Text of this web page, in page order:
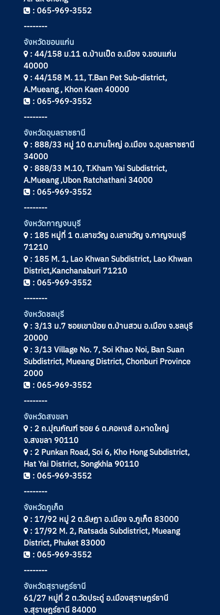
: 065-969-3552
--------
จังหวัดขอนแก่น
: 44/158 ม.11 ต.บ้านเป็ด อ.เมือง จ.ขอนแก่น
40000
: 44/158 M. 11, T.Ban Pet Sub-district,
A.Mueang , Khon Kaen 40000
: 065-969-3552
--------
จังหวัดอุบลราชธานี
: 888/33 หมู่ 10 ต.ขามใหญ่ อ.เมือง จ.อุบลราชธานี
34000
: 888/33 M.10, T.Kham Yai Subdistrict,
A.Mueang ,Ubon Ratchathani 34000
: 065-969-3552
--------
จังหวัดกาญจนบุรี
: 185 หมู่ที่ 1 ต.เลาขวัญ อ.เลาขวัญ จ.กาญจนบุรี
71210
: 185 M. 1, Lao Khwan Subdistrict, Lao Khwan
District,Kanchanaburi 71210
: 065-969-3552
--------
จังหวัดชลบุรี
: 3/13 ม.7 ซอยเขาน้อย ต.บ้านสวน อ.เมือง จ.ชลบุรี
20000
: 3/13 Village No. 7, Soi Khao Noi, Ban Suan
Subdistrict, Mueang District, Chonburi Province
2000
: 065-969-3552
--------
จังหวัดสงขลา
: 2 ถ.ปุณกัณฑ์ ซอย 6 ต.คอหงส์ อ.หาดใหญ่
จ.สงขลา 90110
: 2 Punkan Road, Soi 6, Kho Hong Subdistrict,
Hat Yai District, Songkhla 90110
: 065-969-3552
--------
จังหวัดภูเก็ต
: 17/92 หมู่ 2 ต.รัษฏา อ.เมือง จ.ภูเก็ต 83000
: 17/92 M. 2, Ratsada Subdistrict, Mueang
District, Phuket 83000
: 065-969-3552
--------
จังหวัดสุราษฎร์ธานี
61/27 หมู่ที่ 2 ต.วัดประดู่ อ.เมืองสุราษฎร์ธานี
จ.สุราษฎร์ธานี 84000